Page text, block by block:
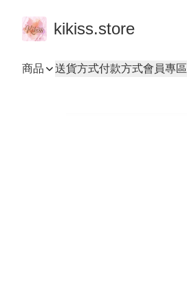
kikiss.store
商品 送貨方式付款方式會員專區